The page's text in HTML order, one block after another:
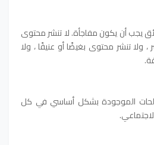
يجب أن يكون مفاجأة. لا تنشر محتوى
تنشر محتوى بغيضًا أو عنيفًا ، ولا
الموجودة بشكل أساسي في كل